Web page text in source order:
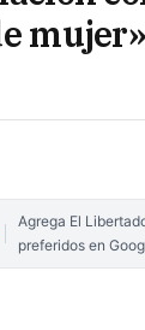
mujer»
Agrega El
preferidos en